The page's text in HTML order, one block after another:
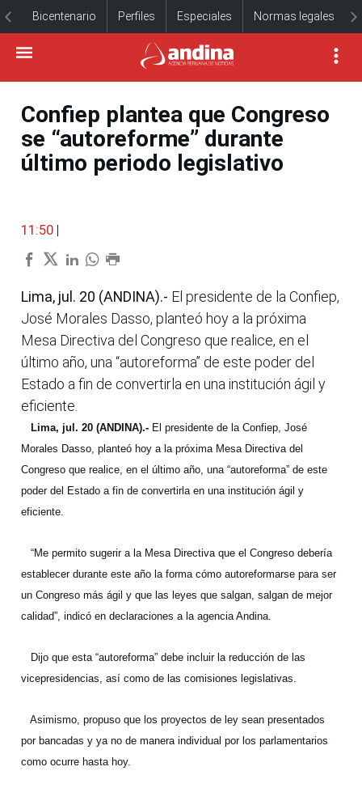
Bicentenario Perfiles Especiales Normas legales
Confiep plantea que Congreso
se “autoreforme” durante
último periodo legislativo
11:50 |
Lima, jul. 20 (ANDINA).- El presidente de la Confiep,
José Morales Dasso, planteó hoy a la próxima
Mesa Directiva del Congreso que realice, en el
último año, una “autoreforma” de este poder del
Estado a fin de convertirla en una institución ágil y
eficiente.
Lima, jul. 20 (ANDINA).- El presidente de la Confiep, José
Morales Dasso, planteó hoy a la próxima Mesa Directiva del
Congreso que realice, en el último año, una “autoreforma” de este
poder del Estado a fin de convertirla en una institución ágil y
eficiente.
“Me permito sugerir a la Mesa Directiva que el Congreso debería
establecer durante este año la forma cómo autoreformarse para ser
un Congreso más ágil y que las leyes que salgan, salgan de mejor
calidad”, indicó en declaraciones a la agencia Andina.
Dijo que esta “autoreforma” debe incluir la reducción de las
vicepresidencias, así como de las comisiones legislativas.
Asimismo, propuso que los proyectos de ley sean presentados
por bancadas y ya no de manera individual por los parlamentarios
como ocurre hasta hoy.